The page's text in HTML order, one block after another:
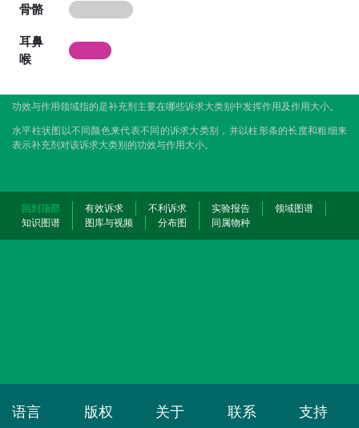
骨骼
耳鼻
喉
功效与作用领域指的是补充剂主要在哪些诉求大类别中发挥作用及作用大小。
水平柱状图以不同颜色来代表不同的诉求大类别，并以柱形条的长度和粗细来
表示补充剂对该诉求大类别的功效与作用大小。
回到顶部 有效诉求 不利诉求 实验报告
领域图谱
知识图谱
图库与视频 分布图 同属物种
语言 版权 关于 联系 支持